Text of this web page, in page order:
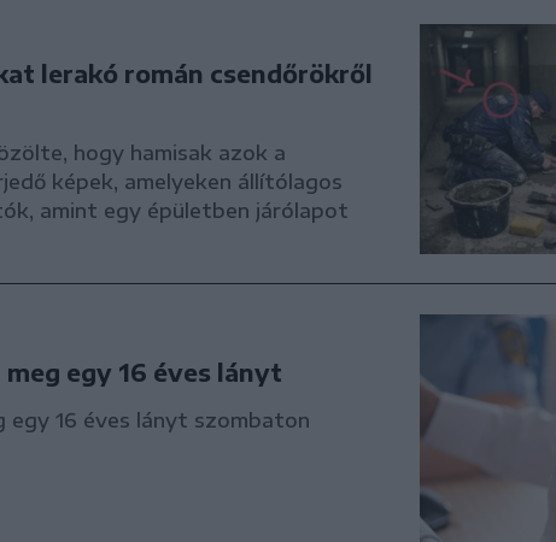
lerakó román csendőrökről
hogy hamisak azok a
képek, amelyeken állítólagos
amint egy épületben járólapot
egy 16 éves lányt
egy 16 éves lányt szombaton